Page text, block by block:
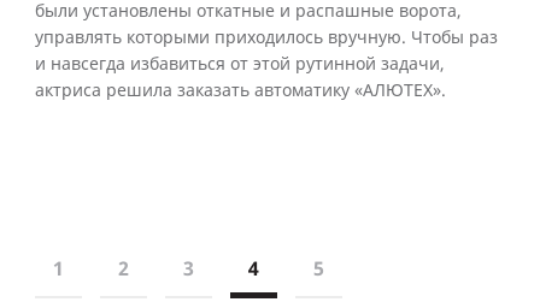
были установлены откатные и распашные ворота,
управлять которыми приходилось вручную. Чтобы раз
и навсегда избавиться от этой рутинной задачи,
актриса решила заказать автоматику «АЛЮТЕХ».
1 2 3 4 5